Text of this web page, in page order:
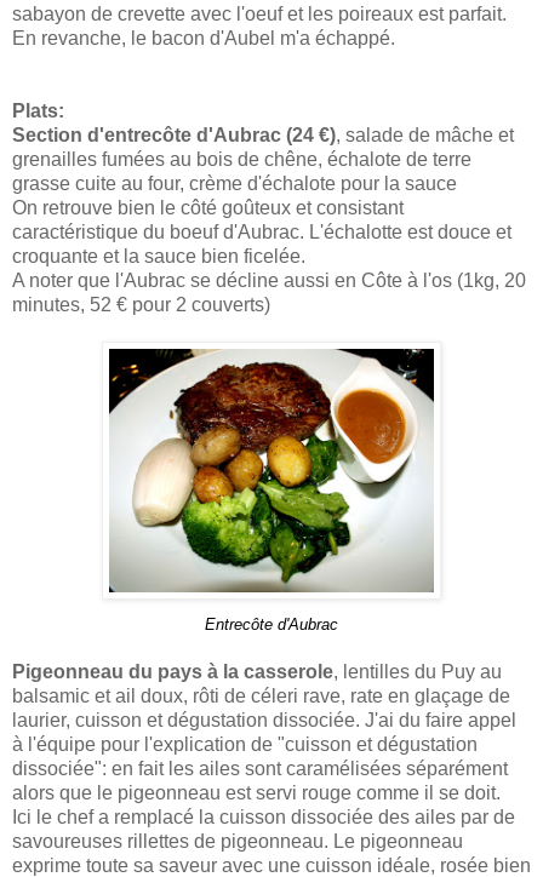
sabayon de crevette avec l'oeuf et les poireaux est parfait.
En revanche, le bacon d'Aubel m'a échappé.
Plats:
Section d'entrecôte d'Aubrac (24 €), salade de mâche et
grenailles fumées au bois de chêne, échalote de terre
grasse cuite au four, crème d'échalote pour la sauce
On retrouve bien le côté goûteux et consistant
caractéristique du boeuf d'Aubrac. L'échalotte est douce et
croquante et la sauce bien ficelée.
A noter que l'Aubrac se décline aussi en Côte à l'os (1kg, 20
minutes, 52 € pour 2 couverts)
Entrecôte d'Aubrac
Pigeonneau du pays à la casserole, lentilles du Puy au
balsamic et ail doux, rôti de céleri rave, rate en glaçage de
laurier, cuisson et dégustation dissociée. J'ai du faire appel
à l'équipe pour l'explication de "cuisson et dégustation
dissociée": en fait les ailes sont caramélisées séparément
alors que le pigeonneau est servi rouge comme il se doit.
Ici le chef a remplacé la cuisson dissociée des ailes par de
savoureuses rillettes de pigeonneau. Le pigeonneau
exprime toute sa saveur avec une cuisson idéale, rosée bien